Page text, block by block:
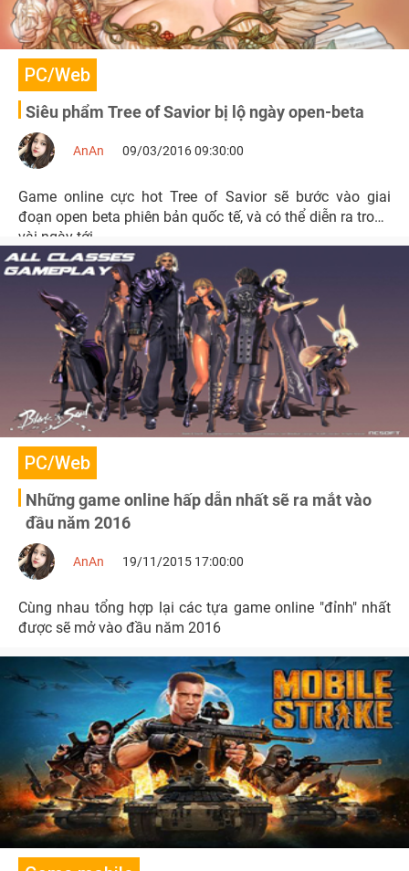
PC/Web
Siêu phẩm Tree of Savior bị lộ ngày open-beta
AnAn 09/03/2016 09:30:00
Game online cực hot Tree of Savior sẽ bước vào giai
đoạn open beta phiên bản quốc tế, và có thể diễn ra trong
vài ngày tới
PC/Web
Những game online hấp dẫn nhất sẽ ra mắt vào
đầu năm 2016
AnAn 19/11/2015 17:00:00
Cùng nhau tổng hợp lại các tựa game online "đỉnh" nhất
được sẽ mở vào đầu năm 2016